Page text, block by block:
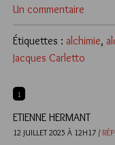
Un commentaire
Étiquettes : alchimie,
Jacques Carletto
1
ETIENNE HERMANT
12 JUILLET 2025 À 12H17 /